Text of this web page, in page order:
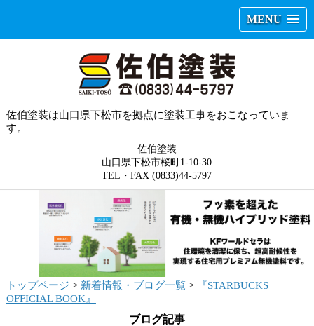
MENU
佐伯塗装は山口県下松市を拠点に塗装工事をおこなっていま
す。
佐伯塗装
山口県下松市桜町1-10-30
TEL・FAX (0833)44-5797
トップページ > 新着情報・ブログ一覧>
『STARBUCKS
OFFICIAL BOOK』
ブログ記事